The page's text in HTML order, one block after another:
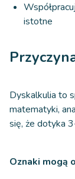
istotne
Dyskalkulia to
matematyki,
się, że dotyka
Oznaki mogą